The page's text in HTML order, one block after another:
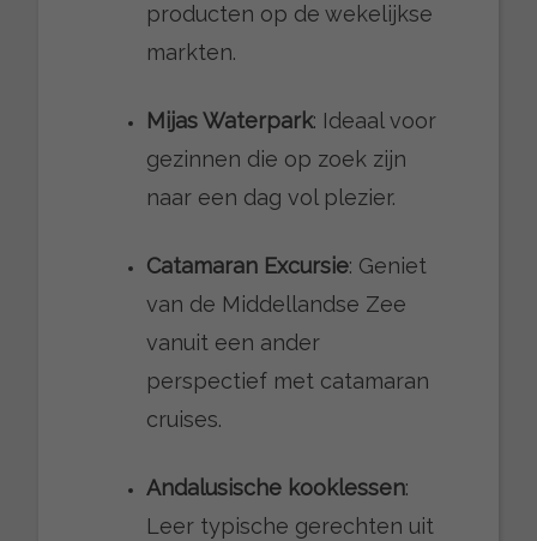
producten op de wekelijkse
markten.
Mijas Waterpark: Ideaal voor
gezinnen die op zoek zijn
naar een dag vol plezier.
Catamaran Excursie: Geniet
van de Middellandse Zee
vanuit een ander
perspectief met catamaran
cruises.
Andalusische kooklessen:
Leer typische gerechten uit